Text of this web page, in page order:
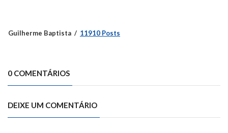
Guilherme Baptista 11910 Posts
0 COMENTÁRIOS
DEIXE UM COMENTÁRIO